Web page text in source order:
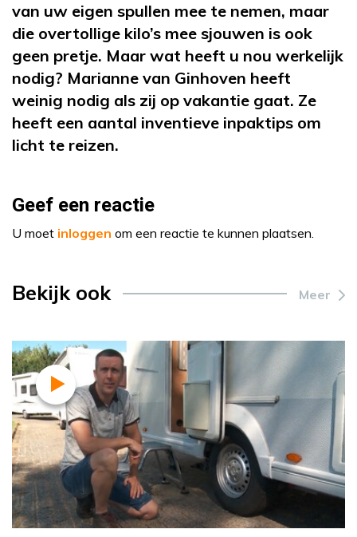
van uw eigen spullen mee te nemen, maar
die overtollige kilo’s mee sjouwen is ook
geen pretje. Maar wat heeft u nou werkelijk
nodig? Marianne van Ginhoven heeft
weinig nodig als zij op vakantie gaat. Ze
heeft een aantal inventieve inpaktips om
licht te reizen.
Geef een reactie
U moet inloggen om een reactie te kunnen plaatsen.
Bekijk ook Meer